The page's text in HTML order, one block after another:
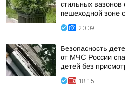
стильных
пешеходной зоне
20:09
Безопасность
от МЧС России
детей без
18:15